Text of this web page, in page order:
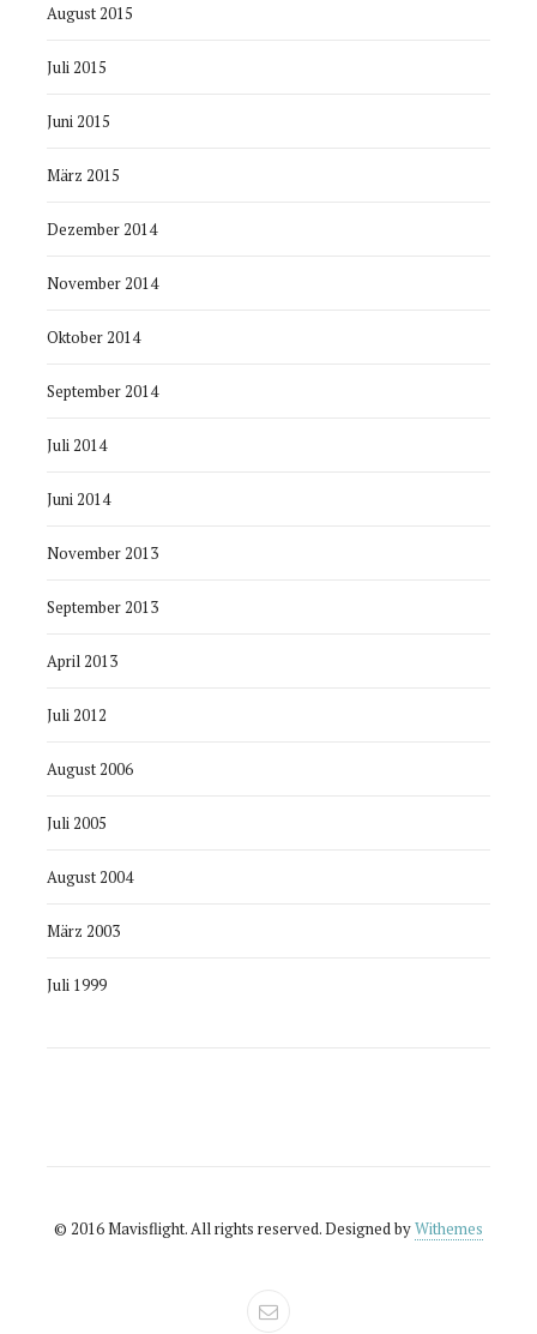
August 2015
Juli 2015
Juni 2015
März 2015
Dezember 2014
November 2014
Oktober 2014
September 2014
Juli 2014
Juni 2014
November 2013
September 2013
April 2013
Juli 2012
August 2006
Juli 2005
August 2004
März 2003
Juli 1999
© 2016 Mavisflight. All rights reserved. Designed byWithemes